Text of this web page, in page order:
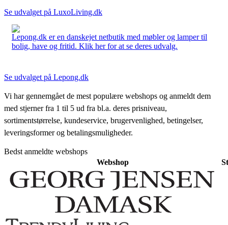
Se udvalget på LuxoLiving.dk
Lepong.dk er en danskejet netbutik med møbler og lamper til
bolig, have og fritid. Klik her for at se deres udvalg.
Se udvalget på Lepong.dk
Vi har gennemgået de mest populære webshops og anmeldt dem
med stjerner fra 1 til 5 ud fra bl.a. deres prisniveau,
sortimentstørrelse, kundeservice, brugervenlighed, betingelser,
leveringsformer og betalingsmuligheder.
Bedst anmeldte webshops
Webshop